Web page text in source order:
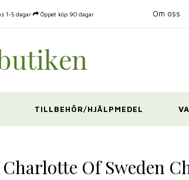
1-5 dagar Öppet köp 90 dagar Om oss
TILLBEHÖR/HJÄLPMEDEL
Charlotte Of Sweden